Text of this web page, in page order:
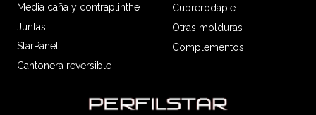
Media caña y contraplinthe
Juntas
StarPanel
Cantonera reversible
Cubrerodapié
Otras molduras
Complementos